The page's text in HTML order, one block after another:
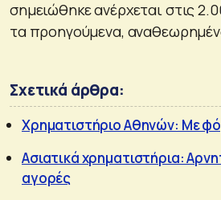
σημειώθηκε ανέρχεται στις
τα προηγούμενα,
Σχετικά άρθρα:
Χρηματιστήριο Αθηνών: Με
Ασιατικά χρηματιστήρια:
αγορές